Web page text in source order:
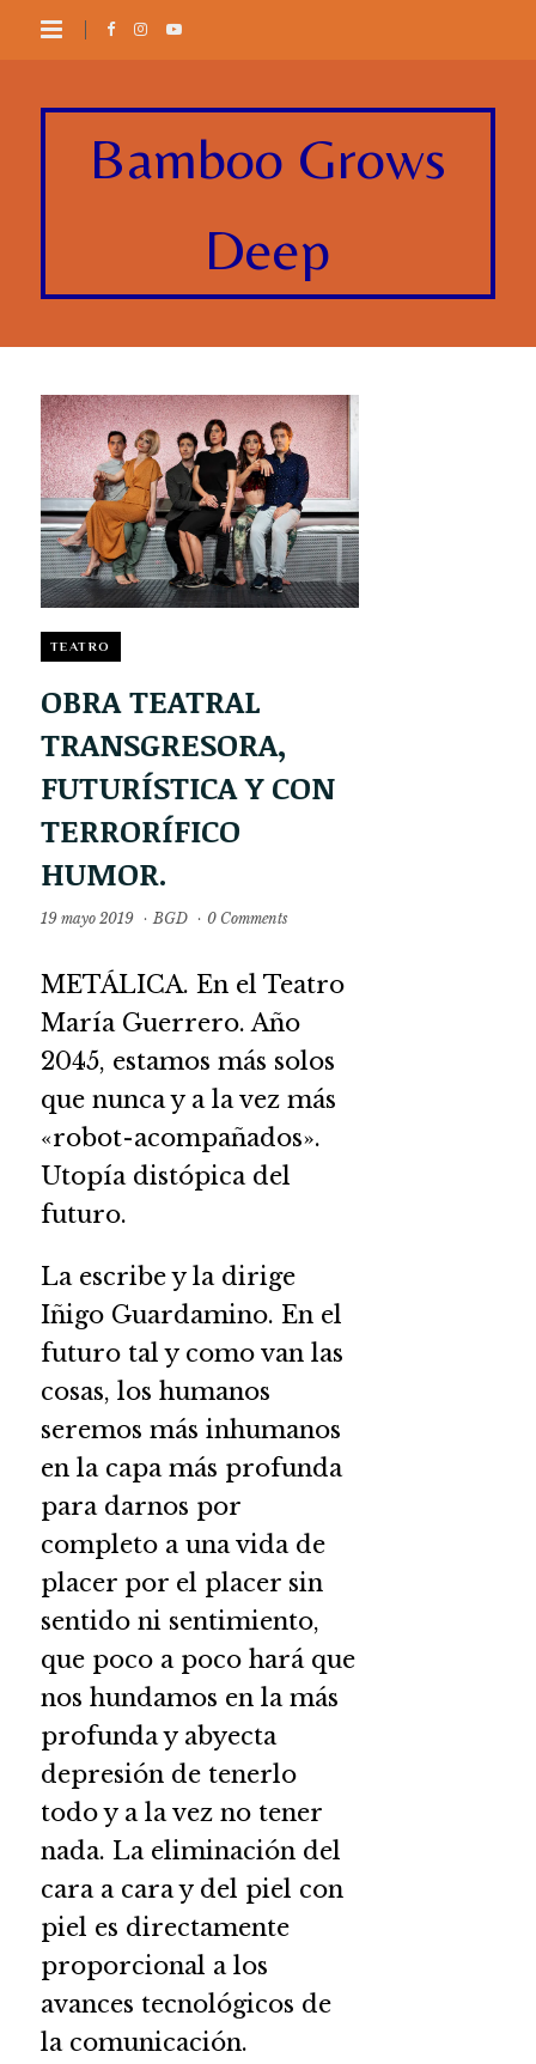
Bamboo Grows
Deep
TEATRO
OBRA TEATRAL
TRANSGRESORA,
FUTURÍSTICA Y CON
TERRORÍFICO
HUMOR.
19 mayo 2019 · BGD · 0 Comments
METÁLICA. En el Teatro
María Guerrero. Año
2045, estamos más solos
que nunca y a la vez más
«robot-acompañados».
Utopía distópica del
futuro.
La escribe y la dirige
Iñigo Guardamino. En el
futuro tal y como van las
cosas, los humanos
seremos más inhumanos
en la capa más profunda
para darnos por
completo a una vida de
placer por el placer sin
sentido ni sentimiento,
que poco a poco hará que
nos hundamos en la más
profunda y abyecta
depresión de tenerlo
todo y a la vez no tener
nada. La eliminación del
cara a cara y del piel con
piel es directamente
proporcional a los
avances tecnológicos de
la comunicación.